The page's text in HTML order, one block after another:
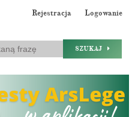
Rejestracja Logowanie
SZUKAJ